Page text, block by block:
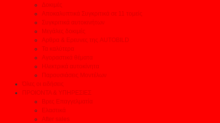
Δοκιμές
Αποκαλυπτικά Συγκριτικά σε 11 τομείς
Συγκριτικά αυτοκινήτων
Μεγάλες δοκιμές
Αρθρα & Ερευνες της AUTOBILD
Τα καλύτερα
Αγοραστικά θέματα
Ηλεκτρικά αυτοκίνητα
Παρουσιάσεις Μοντέλων
Όλες οι ειδήσεις
ΠΡΟΙΟΝΤΑ & ΥΠΗΡΕΣΙΕΣ
Βρες Επαγγελματία
Ελαστικά
After sales